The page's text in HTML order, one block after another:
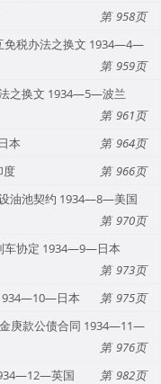
958
免税办法之换文 1934—4—
959
之换文 1934—5—波兰
961
本
964
度
966
油池契约 1934—8—美国
970
车协定 1934—9—日本
973
日本
975
庚款公债合同 1934—11—
976
英国
982